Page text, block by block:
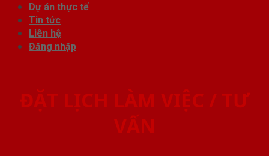
Dự án thực tế
Tin tức
Liên hệ
Đăng nhập
ĐẶT LỊCH LÀM VIỆC / TƯ
VẤN